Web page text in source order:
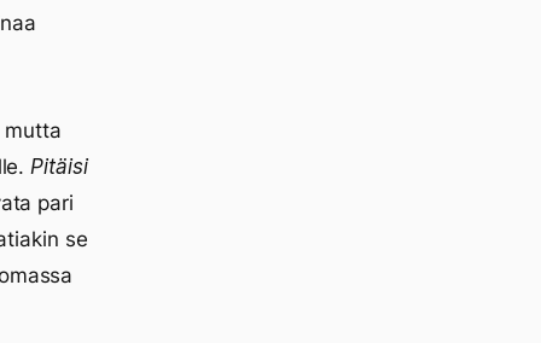
mutta
Pitäisi
pari
se